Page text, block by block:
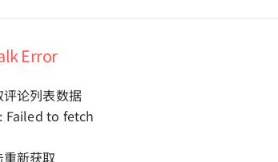
Error
论列表数据
Failed to fetch
重新获取